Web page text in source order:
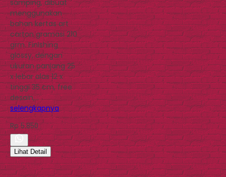
samping, dibuat
menggunakan
bahan kertas art
carton gramasi 210
grm. Finishing
glossy, dengan
ukuran panjang 25
x lebar alas 12 x
tinggi 35 cm, free
desain,…
selengkapnya
Rp 5.850
Lihat Detail